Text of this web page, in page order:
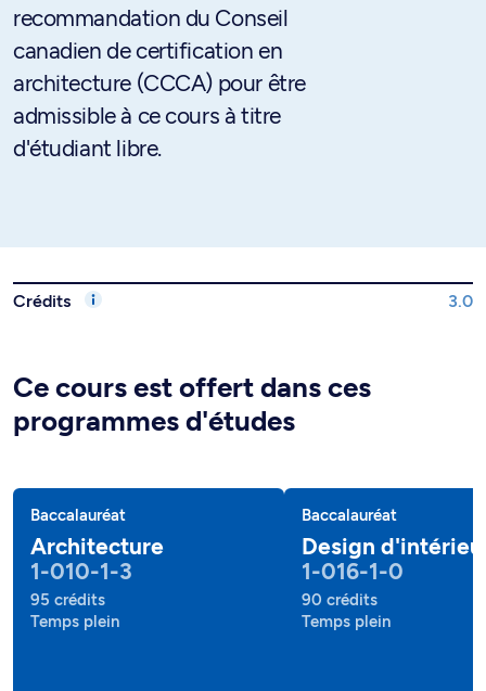
recommandation du Conseil
canadien de certification en
architecture (CCCA) pour être
admissible à ce cours à titre
d'étudiant libre.
Crédits 3.0
Ce cours est offert dans ces
programmes d'études
Baccalauréat
Architecture
1-010-1-3
95 crédits
Temps plein
Baccalauréat
Design
1-016-1-0
90 crédits
Temps plein